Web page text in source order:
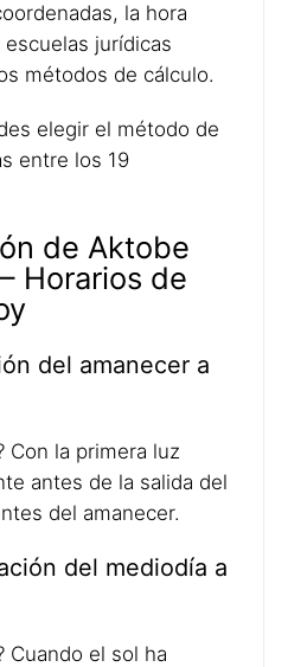
la hora
jurídicas
métodos de cálculo.
elegir el método de
entre los 19
de Aktobe
Horarios de
del amanecer a
Con la primera luz
antes de la salida del
del amanecer.
del mediodía a
Cuando el sol ha